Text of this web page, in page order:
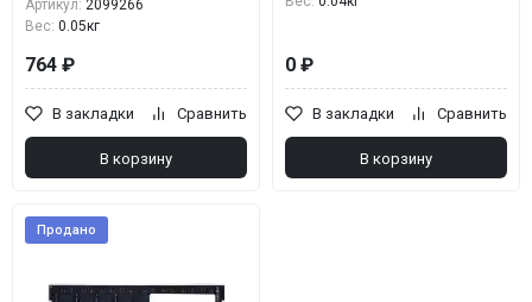
Артикул: 2099266
Вес: 0.05кг
764 ₽
В закладки Сравнить
В корзину
0 ₽
В закладки Сравнить
В корзину
Продано